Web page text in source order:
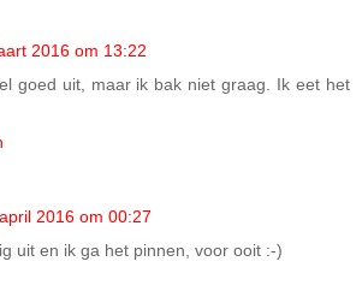
2016 om 13:22
goed uit, maar ik bak niet graag. Ik eet het
2016 om 00:27
uit en ik ga het pinnen, voor ooit :-)